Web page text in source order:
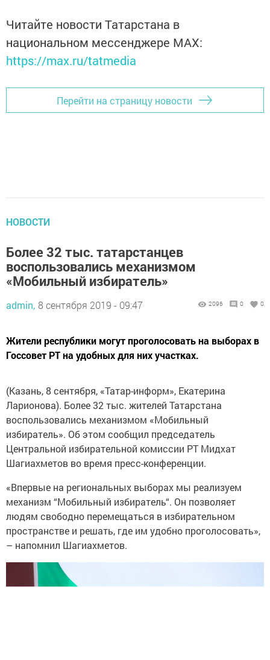
Читайте новости Татарстана в
национальном мессенджере MАХ:
https://max.ru/tatmedia
Перейти на страницу новости
НОВОСТИ
Более 32 тыс. татарстанцев
воспользовались механизмом
«Мобильный избиратель»
admin, 8 сентября 2019 - 09:47 2096 0 0
Жители республики могут проголосовать на выборах в
Госсовет РТ на удобных для них участках.
(Казань, 8 сентября, «Татар-информ», Екатерина
Ларионова). Более 32 тыс. жителей Татарстана
воспользовались механизмом «Мобильный
избиратель». Об этом сообщил председатель
Центральной избирательной комиссии РТ Мидхат
Шагиахметов во время пресс-конференции.
«Впервые на региональных выборах мы реализуем
механизм “Мобильный избиратель“. Он позволяет
людям свободно перемещаться в избирательном
пространстве и решать, где им удобно проголосовать»,
– напомнил Шагиахметов.